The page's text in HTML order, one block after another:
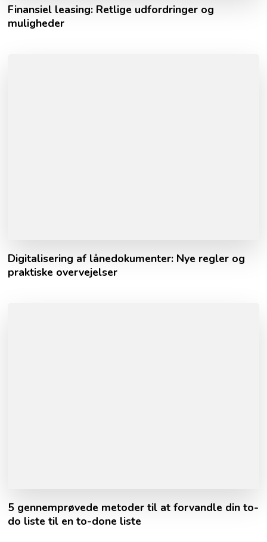
Finansiel leasing: Retlige udfordringer og
muligheder
Digitalisering af lånedokumenter: Nye regler og
praktiske overvejelser
5 gennemprøvede metoder til at forvandle din to-
do liste til en to-done liste